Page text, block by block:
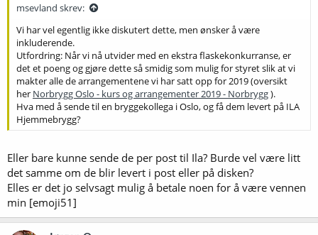
msevland skrev:
Vi har vel egentlig ikke diskutert dette, men ønsker å være
inkluderende.
Utfordring: Når vi nå utvider med en ekstra flaskekonkurranse, er
det et poeng og gjøre dette så smidig som mulig for styret slik at vi
makter alle de arrangementene vi har satt opp for 2019 (oversikt
her Norbrygg Oslo - kurs og arrangementer 2019 - Norbrygg).
Hva med å sende til en bryggekollega i Oslo, og få dem levert på ILA
Hjemmebrygg?
Eller bare kunne sende de per post til Ila? Burde vel være litt
det samme om de blir levert i post eller på disken?
Elles er det jo selvsagt mulig å betale noen for å være vennen
min [emoji51]